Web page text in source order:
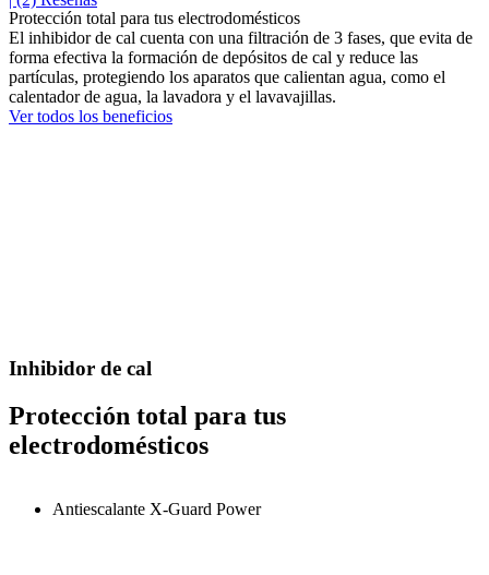
Protección total para tus electrodomésticos
El inhibidor de cal cuenta con una filtración de 3 fases, que evita de
forma efectiva la formación de depósitos de cal y reduce las
partículas, protegiendo los aparatos que calientan agua, como el
calentador de agua, la lavadora y el lavavajillas.
Ver todos los beneficios
Inhibidor de cal
Protección total para tus
electrodomésticos
Antiescalante X-Guard Power